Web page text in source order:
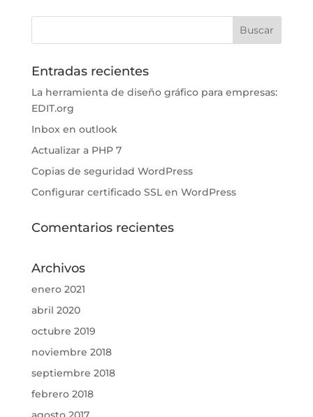
Entradas recientes
La herramienta de diseño gráfico para empresas:
EDIT.org
Inbox en outlook
Actualizar a PHP 7
Copias de seguridad WordPress
Configurar certificado SSL en WordPress
Comentarios recientes
Archivos
enero 2021
abril 2020
octubre 2019
noviembre 2018
septiembre 2018
febrero 2018